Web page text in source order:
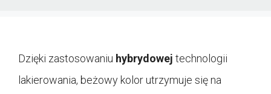
Dzięki zastosowaniu hybrydowej technologii
lakierowania, beżowy kolor utrzymuje się na